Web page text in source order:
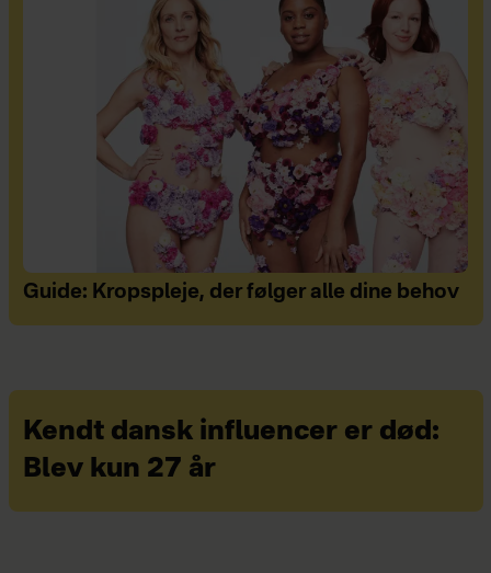
Guide: Kropspleje, der følger alle dine behov
Kendt dansk influencer er død:
Blev kun 27 år